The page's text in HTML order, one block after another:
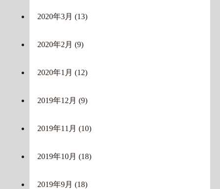
2020年3月 (13)
2020年2月 (9)
2020年1月 (12)
2019年12月 (9)
2019年11月 (10)
2019年10月 (18)
2019年9月 (18)